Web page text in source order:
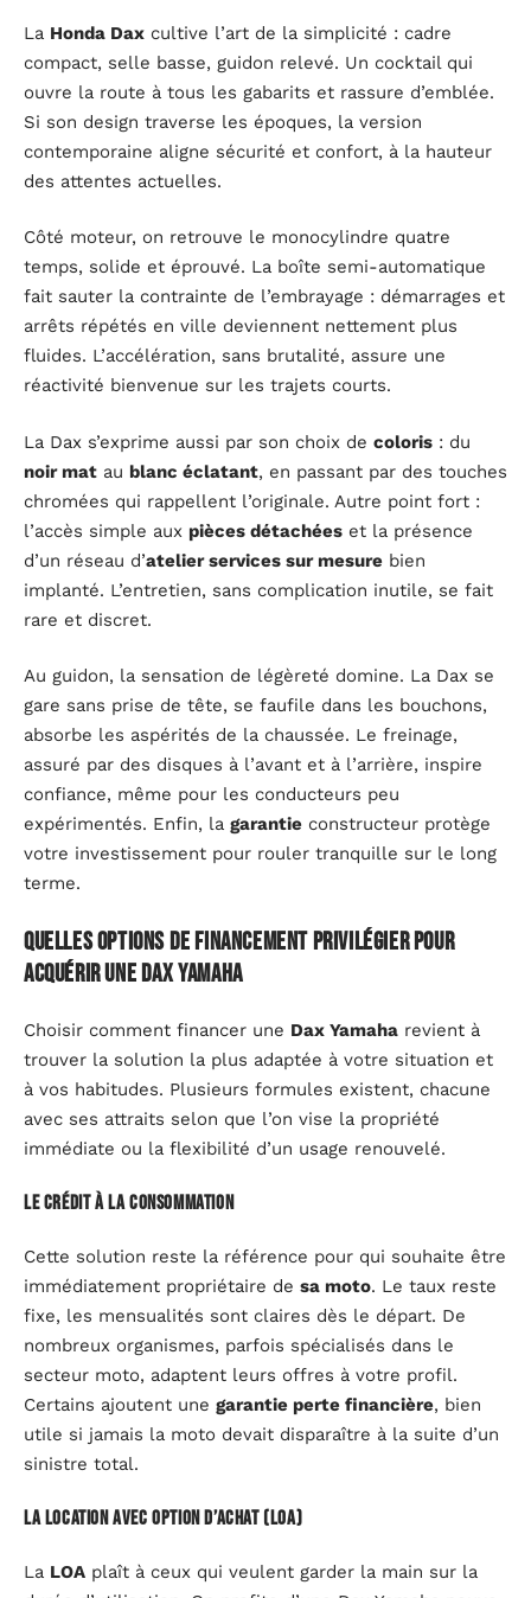
La Honda Dax cultive l’art de la simplicité : cadre
compact, selle basse, guidon relevé. Un cocktail qui
ouvre la route à tous les gabarits et rassure d’emblée.
Si son design traverse les époques, la version
contemporaine aligne sécurité et confort, à la hauteur
des attentes actuelles.
Côté moteur, on retrouve le monocylindre quatre
temps, solide et éprouvé. La boîte semi-automatique
fait sauter la contrainte de l’embrayage : démarrages et
arrêts répétés en ville deviennent nettement plus
fluides. L’accélération, sans brutalité, assure une
réactivité bienvenue sur les trajets courts.
La Dax s’exprime aussi par son choix de coloris : du
noir mat au blanc éclatant, en passant par des touches
chromées qui rappellent l’originale. Autre point fort :
l’accès simple aux pièces détachées et la présence
d’un réseau d’atelier services sur mesure bien
implanté. L’entretien, sans complication inutile, se fait
rare et discret.
Au guidon, la sensation de légèreté domine. La Dax se
gare sans prise de tête, se faufile dans les bouchons,
absorbe les aspérités de la chaussée. Le freinage,
assuré par des disques à l’avant et à l’arrière, inspire
confiance, même pour les conducteurs peu
expérimentés. Enfin, la garantie constructeur protège
votre investissement pour rouler tranquille sur le long
terme.
Quelles options de financement privilégier pour
acquérir une Dax Yamaha
Choisir comment financer une Dax Yamaha revient à
trouver la solution la plus adaptée à votre situation et
à vos habitudes. Plusieurs formules existent, chacune
avec ses attraits selon que l’on vise la propriété
immédiate ou la flexibilité d’un usage renouvelé.
Le crédit à la consommation
Cette solution reste la référence pour qui souhaite être
immédiatement propriétaire de sa moto. Le taux reste
fixe, les mensualités sont claires dès le départ. De
nombreux organismes, parfois spécialisés dans le
secteur moto, adaptent leurs offres à votre profil.
Certains ajoutent une garantie perte financière, bien
utile si jamais la moto devait disparaître à la suite d’un
sinistre total.
La location avec option d’achat (LOA)
La LOA plaît à ceux qui veulent garder la main sur la